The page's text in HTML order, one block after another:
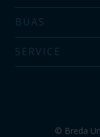
BUAS
SERVICE
© Breda